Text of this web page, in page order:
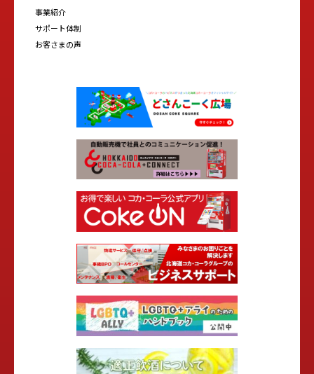
事業紹介
サポート体制
お客さまの声